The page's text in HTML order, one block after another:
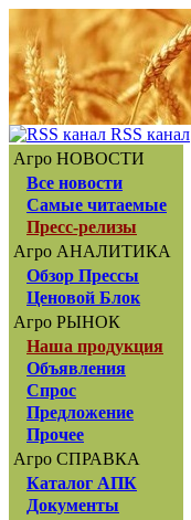
RSS канал
Агро НОВОСТИ
Все новости
Самые читаемые
Пресс-релизы
Агро АНАЛИТИКА
Обзор Прессы
Ценовой Блок
Агро РЫНОК
Наша продукция
Объявления
Спрос
Предложение
Прочее
Агро СПРАВКА
Каталог АПК
Документы